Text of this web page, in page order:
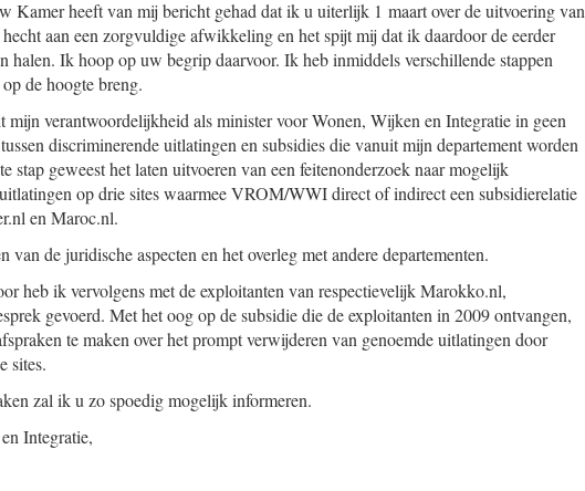
Kamer heeft van mij bericht gehad dat ik u uiterlijk 1 maart over de uitvoering van
aan een zorgvuldige afwikkeling en het spijt mij dat ik daardoor de eerder
halen. Ik hoop op uw begrip daarvoor. Ik heb inmiddels verschillende stappen
de hoogte breng.
verantwoordelijkheid als minister voor Wonen, Wijken en Integratie in geen
discriminerende uitlatingen en subsidies die vanuit mijn departement worden
stap geweest het laten uitvoeren van een feitenonderzoek naar mogelijk
op drie sites waarmee VROM/WWI direct of indirect een subsidierelatie
en Maroc.nl.
van de juridische aspecten en het overleg met andere departementen.
heb ik vervolgens met de exploitanten van respectievelijk Marokko.nl,
gevoerd. Met het oog op de subsidie die de exploitanten in 2009 ontvangen,
te maken over het prompt verwijderen van genoemde uitlatingen door
sites.
zal ik u zo spoedig mogelijk informeren.
Integratie,